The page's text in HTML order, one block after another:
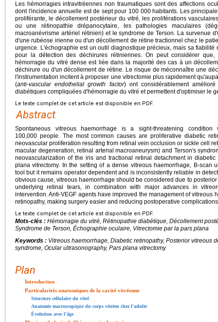
Les hémorragies intravitréennes non traumatiques sont des affections
dont l'incidence annuelle est de sept pour 100 000 habitants. Les
proliférante, le décollement postérieur du vitré, les proliférations
ou une rétinopathie drépanocytaire, les pathologies maculaires
macroanévrisme artériel rétinien) et le syndrome de Terson. La survenue
d'une rubéose irienne ou d'un décollement de rétine tractionnel chez le
urgence. L'échographie est un outil diagnostique précieux, mais sa fiabilité
pour la détection des déchirures rétiniennes. On peut considérer
hémorragie du vitré dense est liée dans la majorité des cas à un
déchirure ou d'un décollement de rétine. Le risque de méconnaître une
l'instrumentation incitent à proposer une vitrectomie plus rapidement
(anti-vascular endothelial growth factor) ont considérablement
diabétiques compliquées d'hémorragie du vitré et permettent d'optimiser le
Le texte complet de cet article est disponible en PDF.
Abstract
Spontaneous vitreous haemorrhage is a sight-threatening
100,000 people. The most common causes are proliferative diabetic
neovascular proliferation resulting from retinal vein occlusion or sickle cell
macular degeneration, retinal arterial macroaneurysm) and Terson's
neovascularization of the iris and tractional retinal detachment in
plana vitrectomy. In the setting of a dense vitreous haemorrhage, B-scan
tool but it remains operator dependent and is inconsistently reliable in
obvious cause, vitreous haemorrhage should be considered due to
underlying retinal tears, in combination with major advances in
intervention. Anti-VEGF agents have improved the management of vitreous
retinopathy, making surgery easier and reducing postoperative
Le texte complet de cet article est disponible en PDF.
Mots-clés : Hémorragie du vitré, Rétinopathie diabétique, Décollement
Syndrome de Terson, Échographie oculaire, Vitrectomie par la pars plana
Keywords : Vitreous haemorrhage, Diabetic retinopathy, Posterior vitreous
syndrome, Ocular ultrasonography, Pars plana vitrectomy
Plan
Introduction
Particularités anatomiques de la cavité vitréenne
Structure cellulaire du vitré
Anatomie macroscopique du corps vitréen chez l'adulte
Évolution avec l'âge